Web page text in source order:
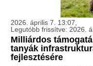
2026. április 7. 13:07,
Legutóbb frissítve: 2026.
Milliárdos
tanyák
fejlesztésére